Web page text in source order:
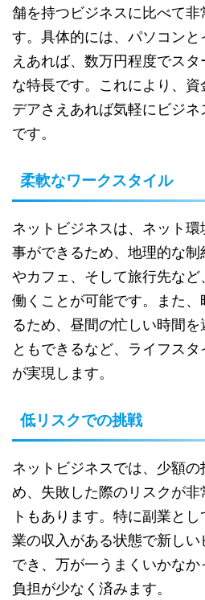
舗を持つビジネスに比べて非
す。具体的には、パソコンと
えあれば、数万円程度でス
な特長です。これにより、
デアさえあれば気軽にビジ
です。
柔軟なワークスタイル
ネットビジネスは、ネット
事ができるため、地理的な
やカフェ、そして旅行先な
働くことが可能です。また、
るため、昼間の忙しい時間を
ともできるなど、ライフス
が実現します。
低リスクでの挑戦
ネットビジネスでは、少額
め、失敗した際のリスクが非
トもあります。特に副業と
業の収入がある状態で新し
でき、万が一うまくいかな
負担が少なく済みます。